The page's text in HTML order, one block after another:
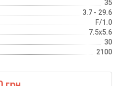
35
3.7 - 29.6
F/1.0
7.5x5.6
30
2100